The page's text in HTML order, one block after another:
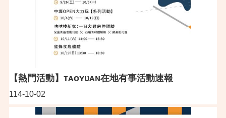
【熱門活動】ᴛᴀᴏʏᴜᴀɴ在地有事活動速報
114-10-02